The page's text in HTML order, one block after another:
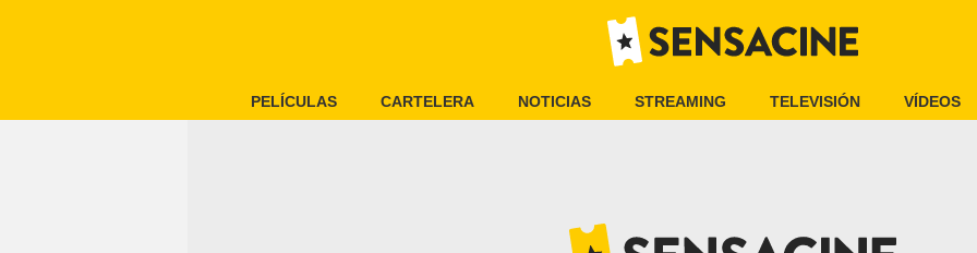
PELÍCULAS CARTELERA NOTICIAS STREAMING TELEVISIÓN VÍDEOS